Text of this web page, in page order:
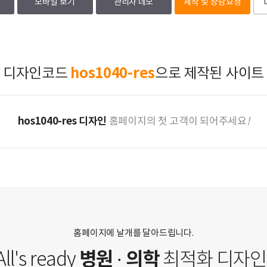
모바일 보기 관리자 데모 제작 및 상담요청
디자인코드 hos1040-res으로 제작된 사이트
hos1040-res 디자인 홈페이지의 첫 고객이 되어주세요!
홈페이지에 날개를 달아드립니다.
ready 병원 · 의학최적화 디자인